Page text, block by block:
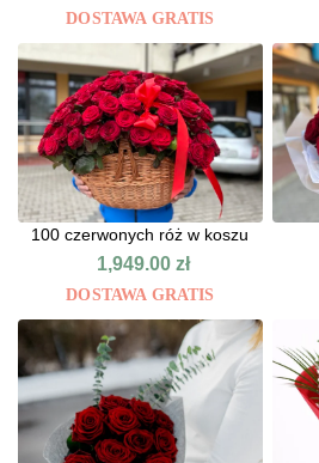
DOSTAWA GRATIS
100 czerwonych róż w koszu
1,949.00zł
DOSTAWA GRATIS